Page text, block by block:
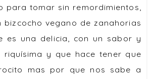
para tomar sin remordimientos,
bizcocho vegano de zanahorias
es una delicia, con un sabor y
riquísima y que hace tener que
mas por que nos sabe a